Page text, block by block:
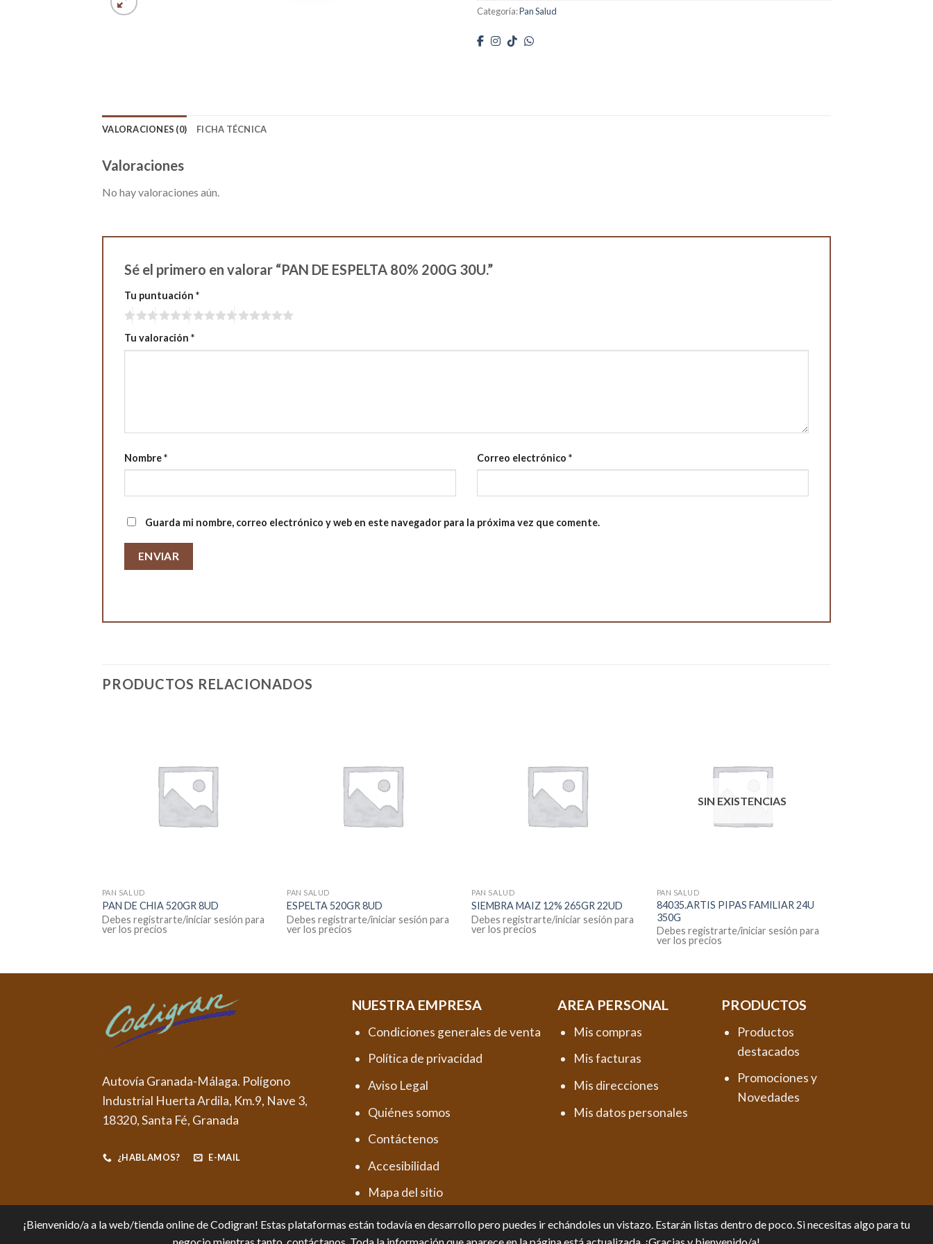
Categoría:Pan Salud
VALORACIONES (0) FICHA TÉCNICA
Valoraciones
No hay valoraciones aún.
Sé el primero en valorar “PAN DE ESPELTA 80% 200G 30U.”
Tu puntuación *
Tu valoración *
Nombre* Correo electrónico *
Guarda mi nombre, correo electrónico y web en este navegador para la próxima vez que comente.
PRODUCTOS RELACIONADOS
PAN SALUD
PAN DE CHIA 520GR 8UD
Debes registrarte/iniciar sesión para
ver los precios
PAN SALUD
ESPELTA 520GR 8UD
Debes registrarte/iniciar sesión para
ver los precios
PAN SALUD
SIEMBRA MAIZ 12% 265GR 22UD
Debes registrarte/iniciar sesión para
ver los precios
SIN EXISTENCIAS
PAN SALUD
84035.ARTIS PIPAS FAMILIAR 24U
350G
Debes registrarte/iniciar sesión para
ver los precios
Autovía Granada-Málaga. Polígono
Industrial Huerta Ardila, Km.9, Nave 3,
18320, Santa Fé, Granada
¿HABLAMOS? E-MAIL
NUESTRA EMPRESA
Condiciones generales de venta
Política de privacidad
Aviso Legal
Quiénes somos
Contáctenos
Accesibilidad
Mapa del sitio
AREA PERSONAL
Mis compras
Mis facturas
Mis direcciones
Mis datos personales
PRODUCTOS
Productos
destacados
Promociones y
Novedades
¡Bienvenido/a a la web/tienda online de Codigran! Estas plataformas están todavía en desarrollo pero puedes ir echándoles un vistazo. Estarán listas dentro de poco. Si necesitas algo para tu